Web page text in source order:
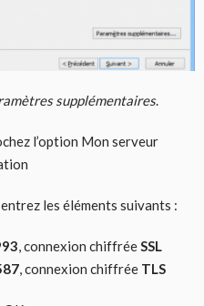
supplémentaires.
l’option Mon serveur
entrez les éléments suivants :
, connexion chiffréeSSL
, connexion chiffrée TLS